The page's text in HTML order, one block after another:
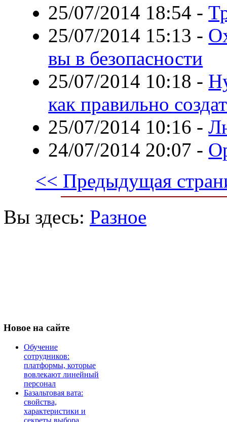
25/07/2014 18:54 -
25/07/2014 15:13 -
вы в безопасности
25/07/2014 10:18 -
как правильно
25/07/2014 10:16 -
24/07/2014 20:07 -
<< Предыдущая
Вы здесь: Разное
Новое на сайте
Обучение
сотрудников:
платформы, которые
вовлекают линейный
персонал
Базальтовая вата:
свойства,
характеристики и